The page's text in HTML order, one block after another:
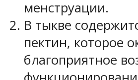
менструации.
В тыкве
пектин, которое
благоприятное